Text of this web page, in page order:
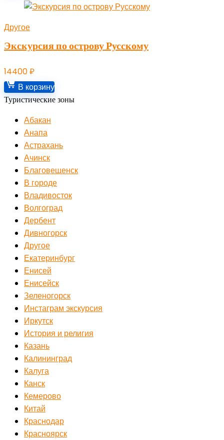
Другое
Экскурсия по острову Русскому
14400₽
В корзину
Туристические зоны
Абакан
Анапа
Астрахань
Ачинск
Благовещенск
В городе
Владивосток
Волгоград
Дербент
Дивногорск
Другое
Екатеринбург
Енисей
Енисейск
Зеленогорск
Инстаграм экскурсия
Иркутск
История и религия
Казань
Калининград
Калуга
Канск
Кемерово
Китай
Краснодар
Красноярск